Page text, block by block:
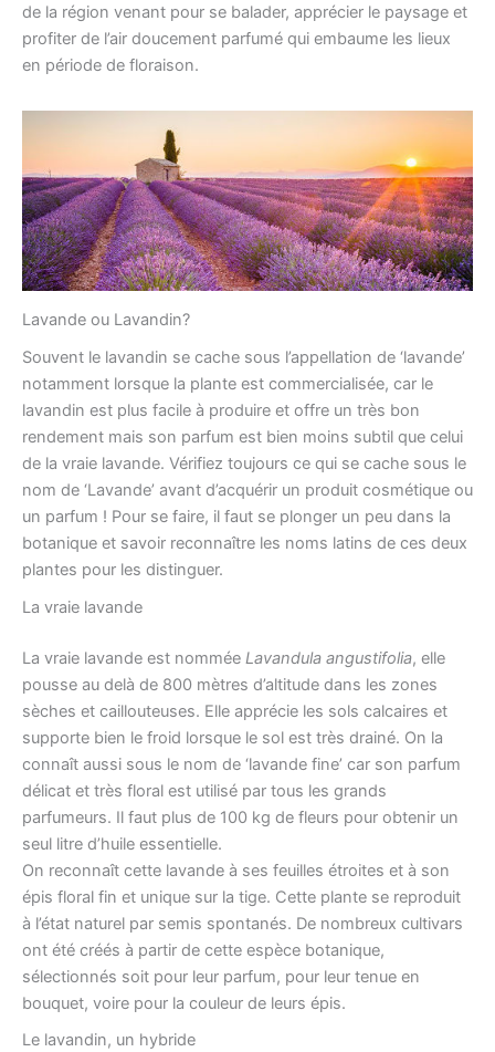
de la région venant pour se balader, apprécier le paysage et
profiter de l’air doucement parfumé qui embaume les lieux
en période de floraison.
Lavande ou Lavandin?
Souvent le lavandin se cache sous l’appellation de ‘lavande’
notamment lorsque la plante est commercialisée, car le
lavandin est plus facile à produire et offre un très bon
rendement mais son parfum est bien moins subtil que celui
de la vraie lavande. Vérifiez toujours ce qui se cache sous le
nom de ‘Lavande’ avant d’acquérir un produit cosmétique ou
un parfum ! Pour se faire, il faut se plonger un peu dans la
botanique et savoir reconnaître les noms latins de ces deux
plantes pour les distinguer.
La vraie lavande
La vraie lavande est nommée Lavandula angustifolia, elle
pousse au delà de 800 mètres d’altitude dans les zones
sèches et caillouteuses. Elle apprécie les sols calcaires et
supporte bien le froid lorsque le sol est très drainé. On la
connaît aussi sous le nom de ‘lavande fine’ car son parfum
délicat et très floral est utilisé par tous les grands
parfumeurs. Il faut plus de 100 kg de fleurs pour obtenir un
seul litre d’huile essentielle.
On reconnaît cette lavande à ses feuilles étroites et à son
épis floral fin et unique sur la tige. Cette plante se reproduit
à l’état naturel par semis spontanés. De nombreux cultivars
ont été créés à partir de cette espèce botanique,
sélectionnés soit pour leur parfum, pour leur tenue en
bouquet, voire pour la couleur de leurs épis.
Le lavandin, un hybride